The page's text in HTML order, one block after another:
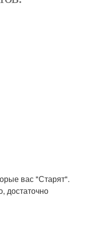
вас "Старят".
достаточно